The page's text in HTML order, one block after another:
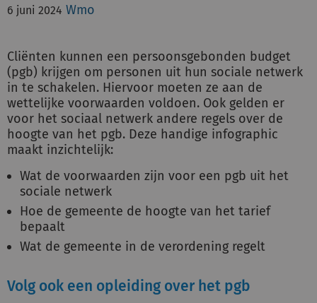
Juridisch advies
Inloggen op de kennisbank
Inloggen
Registreren
6 juni 2024 Wmo
Cliënten kunnen een persoonsgebonden budget
(pgb) krijgen om personen uit hun sociale netwerk
in te schakelen. Hiervoor moeten ze aan de
wettelijke voorwaarden voldoen. Ook gelden er
voor het sociaal netwerk andere regels over de
hoogte van het pgb. Deze handige infographic
maakt inzichtelijk:
Wat de voorwaarden zijn voor een pgb uit het
sociale netwerk
Hoe de gemeente de hoogte van het tarief
bepaalt
Wat de gemeente in de verordening regelt
Volg ook een opleiding over het pgb